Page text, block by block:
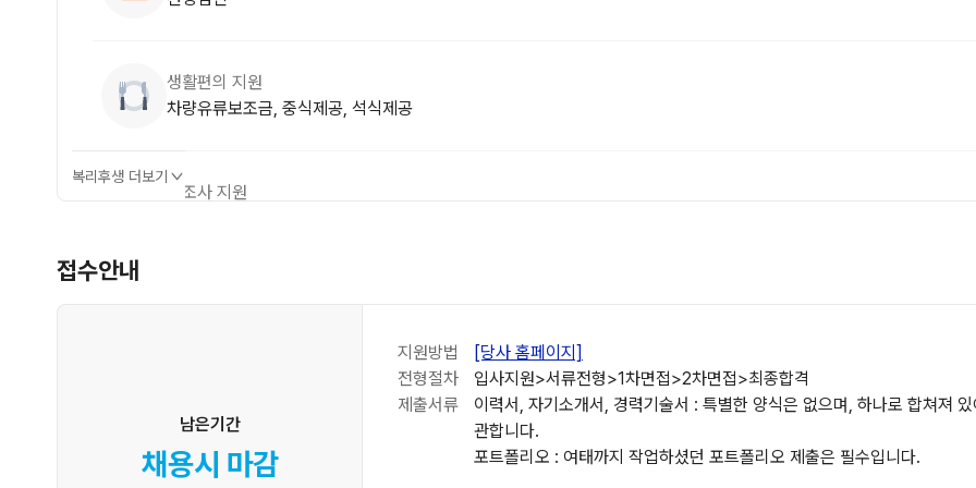
생활편의 지원
차량유류보조금, 중식제공, 석식제공
경조사 지원
복리후생 더보기
접수안내
남은기간
채용시 마감
지원방법
[당사 홈페이지]
전형절차
입사지원>서류전형>1차면접>2차면접>최종합격
제출서류
이력서, 자기소개서, 경력기술서 : 특별한 양식은 없으며, 하나로 합쳐져
관합니다.
포트폴리오 : 여태까지 작업하셨던 포트폴리오 제출은 필수입니다.